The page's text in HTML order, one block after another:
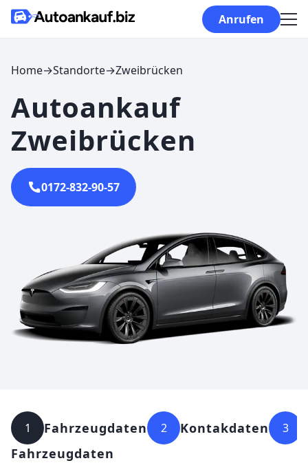
Skip to content
Anrufen
Home→Standorte→Zweibrücken
Autoankauf
Zweibrücken
0172-832-90-57
1 Fahrzeugdaten 2 Kontakdaten 3
Fahrzeugdaten